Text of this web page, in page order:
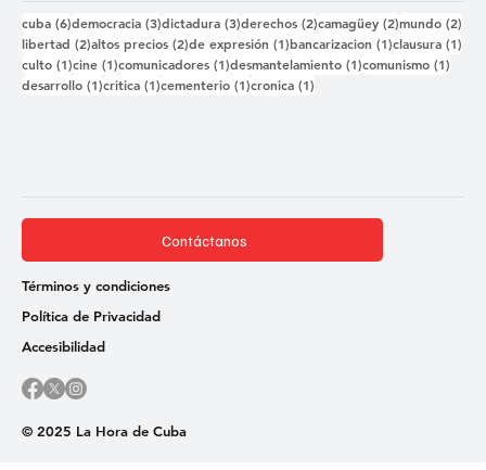
cuba (6)6 entradas
democracia (3)3 entradas
dictadura (3)3 entradas
derechos (2)2 entradas
camagüey (2)2 entradas
mundo (2)
libertad (2)2 entradas
altos precios (2)2 entradas
de expresión (1)1 entrada
bancarizacion (1)1 entrada
clausura (1)
culto (1)1 entrada
cine (1)1 entrada
comunicadores (1)1 entrada
desmantelamiento (1)1 entrada
comunismo (1)
desarrollo (1)1 entrada
critica (1)1 entrada
cementerio (1)1 entrada
cronica (1)
© 2025 La Hora de Cuba
Contáctanos
Términos y condiciones
Política de Privacidad
Accesibilidad